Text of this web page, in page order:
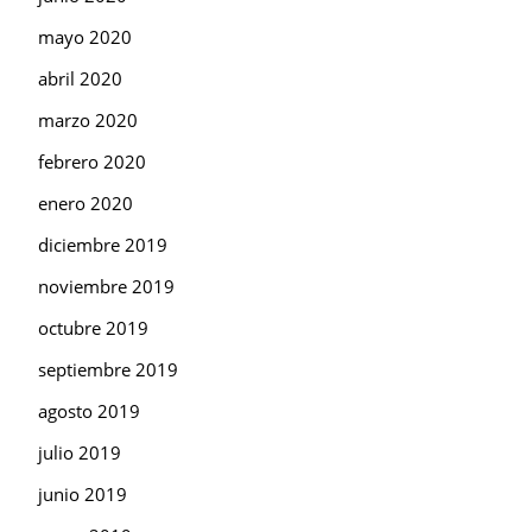
mayo 2020
abril 2020
marzo 2020
febrero 2020
enero 2020
diciembre 2019
noviembre 2019
octubre 2019
septiembre 2019
agosto 2019
julio 2019
junio 2019